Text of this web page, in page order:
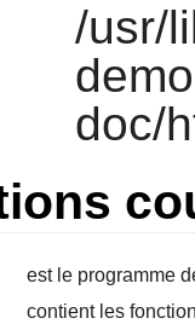
/usr/
doc/
est le programme
contient les